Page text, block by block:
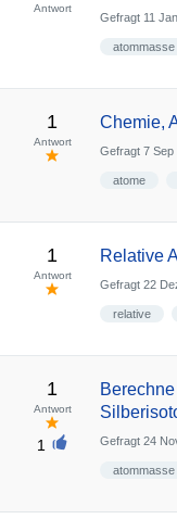
Antwort
Gefragt 11
atommasse
1
Antwort
Chemie,
Gefragt 7 Sep
atome
1
Antwort
Relative
Gefragt 22
relative
1
Antwort
1 Gefragt 24
atommasse